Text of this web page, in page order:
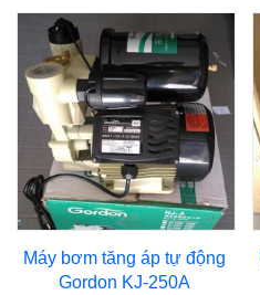
Máy bơm tăng áp tự động
Gordon KJ-250A